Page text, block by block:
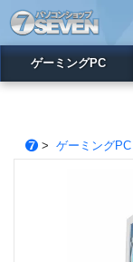
ゲーミングPC
> ゲーミングPC